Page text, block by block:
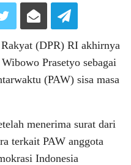
(DPR) RI akhirnya
Prasetyo sebagai
(PAW) sisa masa
menerima surat dari
terkait PAW anggota
Indonesia